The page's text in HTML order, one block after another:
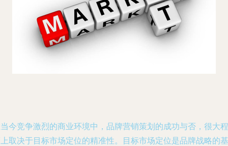
今竞争激烈的商业环境中，品牌营销策划的成功与否，很大程
取决于目标市场定位的精准性。目标市场定位是品牌战略的基